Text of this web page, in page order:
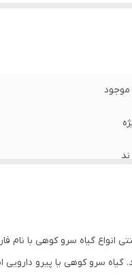
موجود
انواع گیاه سرو کوهی با نام
گیاه سرو کوهی یا پیرو